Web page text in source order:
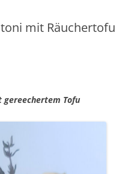
mit Räuchertofu
Tofu